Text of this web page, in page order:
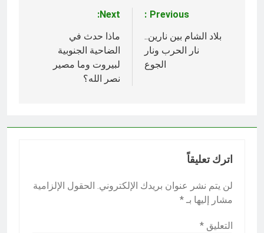
المقالات
Previous:
بلاد الشام بين نارين..
نار الحرب ونار
الجوع
Next:
ماذا حدث في
الضاحية الجنوبية
لبيروت وما مصير
نصر الله؟
اترك تعليقاً
لن يتم نشر عنوان بريدك الإلكتروني. الحقول الإلزامية
مشار إليها بـ *
التعليق *